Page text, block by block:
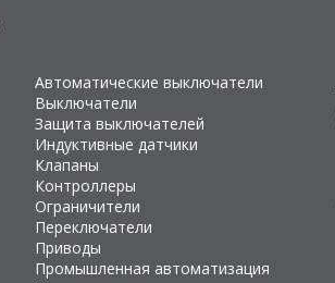
Автоматические выключатели
Выключатели
Защита выключателей
Индуктивные датчики
Клапаны
Контроллеры
Ограничители
Переключатели
Приводы
Промышленная автоматизация